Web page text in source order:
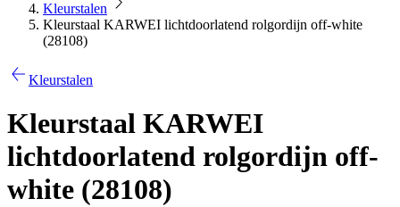
Kleurstalen
Kleurstaal KARWEI lichtdoorlatend rolgordijn off-white
(28108)
Kleurstalen
Kleurstaal KARWEI
lichtdoorlatend rolgordijn off-
white (28108)